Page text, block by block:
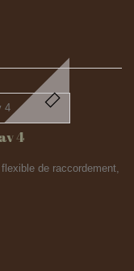
4
de raccordement,